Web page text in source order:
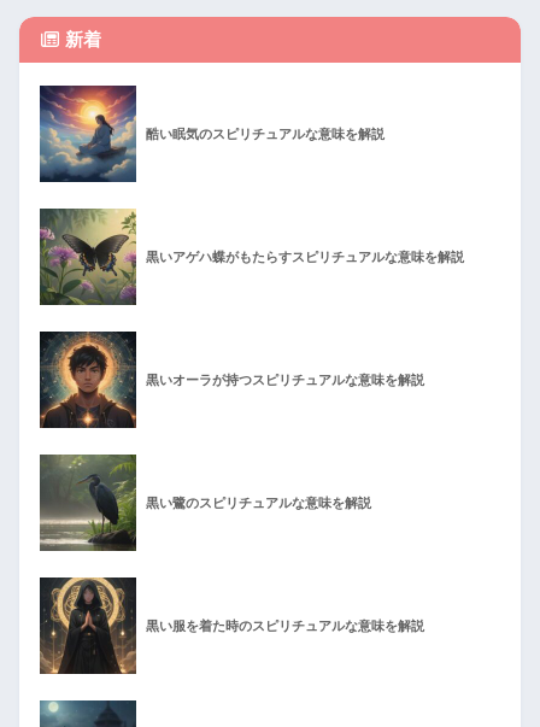
新着
酷い眠気のスピリチュアルな意味を解説
黒いアゲハ蝶がもたらすスピリチュアルな意味を解説
黒いオーラが持つスピリチュアルな意味を解説
黒い鷺のスピリチュアルな意味を解説
黒い服を着た時のスピリチュアルな意味を解説